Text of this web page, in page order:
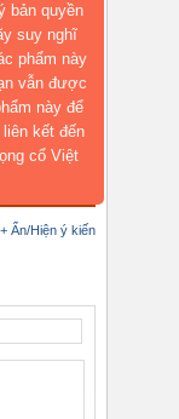
bản quyền
suy nghĩ
phẩm này
vẫn được
này để
kết đến
cổ Việt